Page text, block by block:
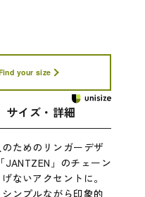
your size
サイズ・詳細
ためのリンガーデザ
」のチェーン
ないアクセントに。
ンプルながら印象的